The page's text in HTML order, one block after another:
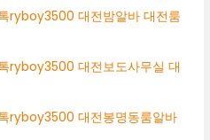
ryboy3500 대전밤알바 대전룸
ryboy3500 대전보도사무실 대
ryboy3500 대전봉명동룸알바